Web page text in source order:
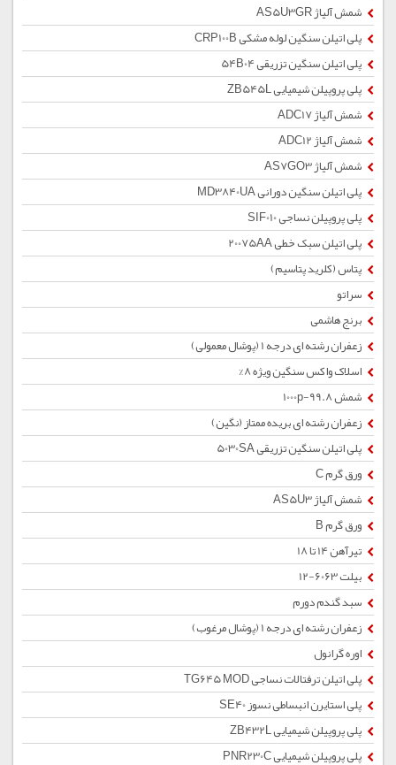
شمش آلیاژ AS5U3GR
پلی اتیلن سنگین لوله مشکی CRP100B
پلی اتیلن سنگین تزریقی 54B04
پلی پروپیلن شیمیایی ZB545L
شمش آلیاژ ADC17
شمش آلیاژ ADC12
شمش آلیاژ AS7GO3
پلی اتیلن سنگین دورانی MD3840UA
پلی پروپیلن نساجی SIF010
پلی اتیلن سبک خطی 20075AA
پتاس (کلرید پتاسیم)
سراتو
برنج هاشمی
زعفران رشته ای درجه 1 (پوشال معمولی)
اسلاک واکس سنگین ویژه 8%
شمش 1000p-99.8
زعفران رشته ای بریده ممتاز (نگین)
پلی اتیلن سنگین تزریقی 5030SA
ورق گرم C
شمش آلیاژ AS5U3
ورق گرم B
تیرآهن 14 تا 18
بیلت 6063-12
سبد گندم دورم
زعفران رشته ای درجه 1 (پوشال مرغوب)
اوره گرانول
پلی اتیلن ترفتالات نساجی TG645 MOD
پلی استایرن انبساطی نسوز SE40
پلی پروپیلن شیمیایی ZB432L
پلی پروپیلن شیمیایی PNR230C